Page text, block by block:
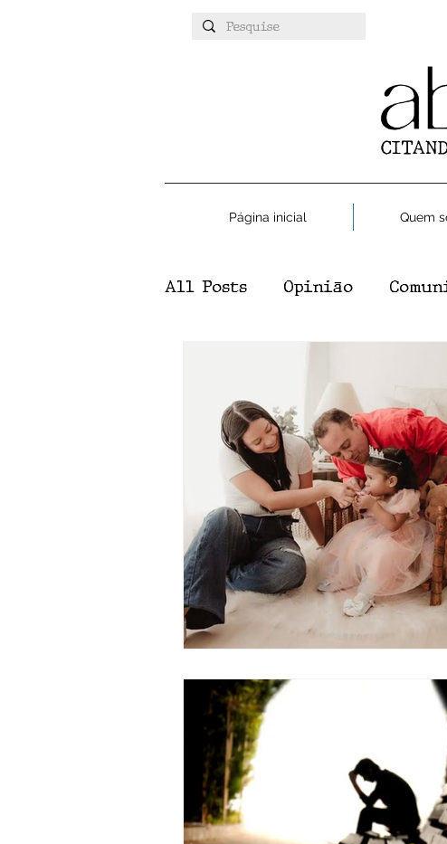
Página inicial Quem
All Posts Opinião
reportagem Jogos
Atualidade Agronegócio
Cultura Crônica